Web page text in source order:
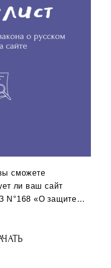
сможете
ли ваш сайт
N°168 «О защите